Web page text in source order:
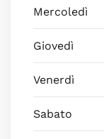
Mercoledì
Giovedì
Venerdì
Sabato